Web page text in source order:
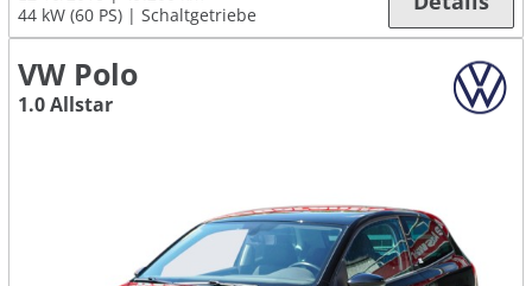
44 kW (60 PS)
Schaltgetriebe
VW Polo
1.0 Allstar